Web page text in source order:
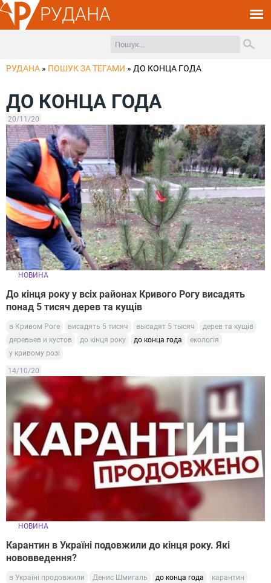
РУДАНА
РУДАНА » ПОШУК ЗА ТЕГАМИ » ДО КОНЦА ГОДА
ДО КОНЦА ГОДА
20/11/20
НОВИНА
До кінця року у всіх районах Кривого Рогу висадять
понад 5 тисяч дерев та кущів
в Кривом Роге висадять 5 тисяч высадят 5 тысяч
дерев та кущів
деревьев и кустов
до кінця року до конца года
екологія
у кривому розі
14/10/20
НОВИНА
Карантин в Україні подовжили до кінця року. Які
нововведення?
в Україні продовжили Денис Шмигаль до конца года
карантин